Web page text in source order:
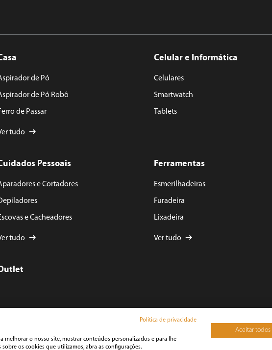
de Pó
de Pó Robô
de Passar
tudo
Celular e Informática
Celulares
Smartwatch
Tablets
Pessoais
e Cortadores
e Cacheadores
tudo
Ferramentas
Esmerilhadeiras
Furadeira
Lixadeira
Ver tudo
©️ Copyright 2025 BRITÂNIA ECOM S.A. - Todos Direitos Reservados.
Rua Dona Francisca, N° 11.850 - Pirabeiraba - CEP: 89239-270 Joinville – SC - CNPJ: 59.971.342/0001-15
Política de privacidade
melhorar o nosso site, mostrar conteúdos personalizados e para lhe
os cookies que utilizamos, abra as configurações.
Aceitar todos